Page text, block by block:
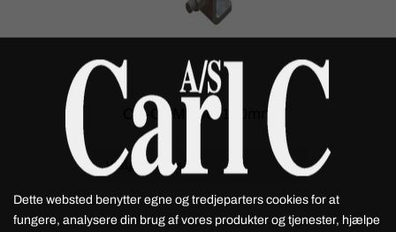
CB-CBM L60-180mm
Dette websted benytter egne og tredjeparters cookies for at
fungere, analysere din brug af vores produkter og tjenester, hjælpe